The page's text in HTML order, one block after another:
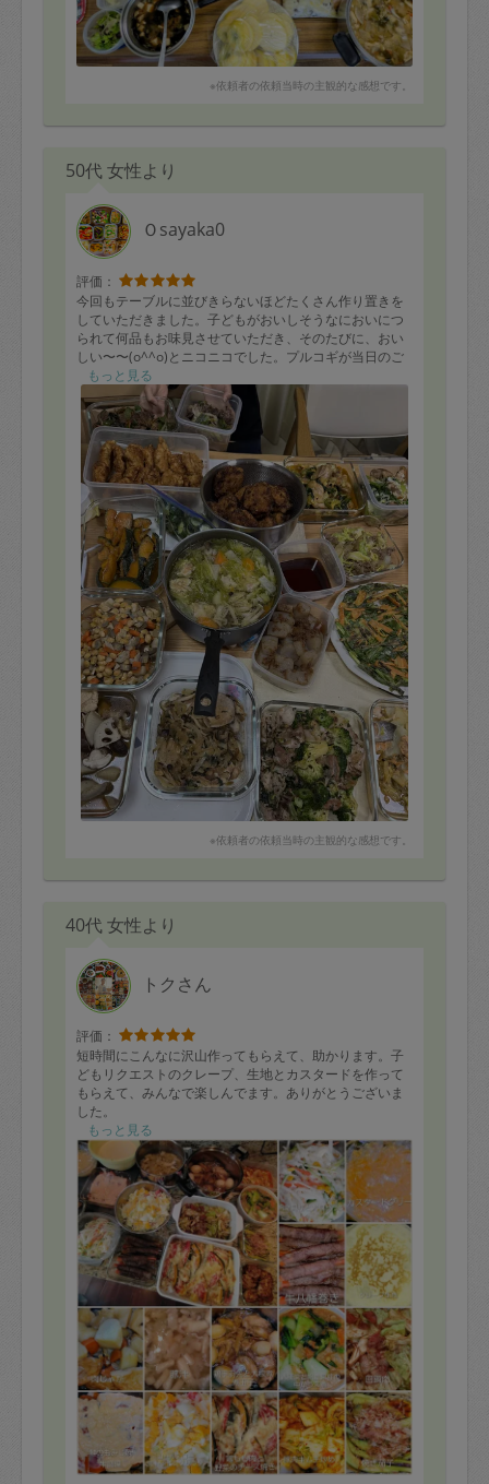
※依頼者の依頼当時の主観的な感想です。
50代 女性より
Ｏsayaka0
評価：
今回もテーブルに並びきらないほどたくさん作り置きを
していただきました。子どもがおいしそうなにおいにつ
られて何品もお味見させていただき、そのたびに、おい
しい〜〜(o^^o)とニコニコでした。プルコギが当日のご
飯に指名されていました。
子どものリクエストで何かしらいつも揚げ物をお願いし
ていますが、今回はたびたびリピートのヒレカツと、初
リクエストのメンチカツでした。揚げたてをお味見して
いた子どもをふと見ると食べた断面がジューシーで、食
べなくてもおいしいのがわかる！と思いました。
写真にない、今回のねぎだれ炊き込みご飯は、チャーハ
ンのようだったと、チャーハン好きな子どもたちに好評
でした。
またよろしくお願いいたします！
もっと見る
※依頼者の依頼当時の主観的な感想です。
40代 女性より
トクさん
評価：
短時間にこんなに沢山作ってもらえて、助かります。子
どもリクエストのクレープ、生地とカスタードを作って
もらえて、みんなで楽しんでます。ありがとうございま
した。
もっと見る